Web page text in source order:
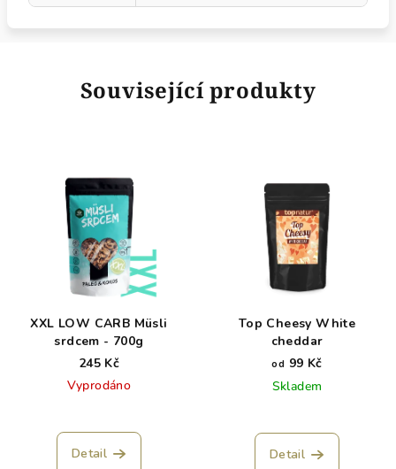
Související produkty
XXL LOW CARB Müsli
srdcem - 700g
245 Kč
Vyprodáno
Detail
Top Cheesy White
cheddar
od 99 Kč
Skladem
Detail